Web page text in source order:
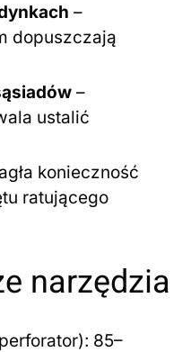
–
dopuszczają
–
ustalić
konieczność
ratującego
narzędzia
85–